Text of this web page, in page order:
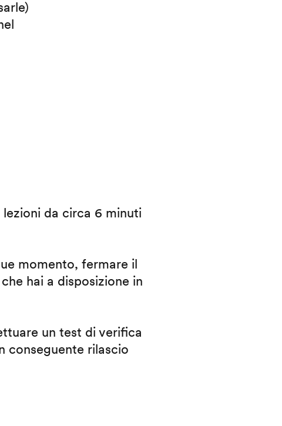
da circa 6 minuti
momento, fermare il
hai a disposizione in
un test di verifica
conseguente rilascio